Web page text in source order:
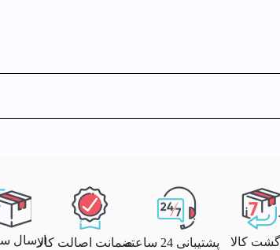
کالا پشتیبانی 24 ساعته ضمانت اصالت کالاارسال